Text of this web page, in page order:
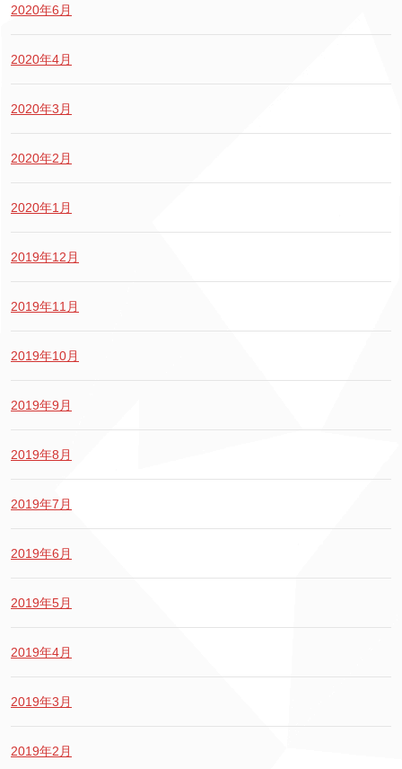
2020年6月
2020年4月
2020年3月
2020年2月
2020年1月
2019年12月
2019年11月
2019年10月
2019年9月
2019年8月
2019年7月
2019年6月
2019年5月
2019年4月
2019年3月
2019年2月